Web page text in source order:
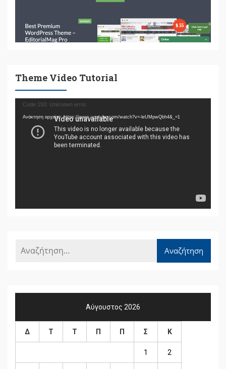
Theme Video Tutorial
Πρόγραμμα
Αναπαραγωγής
Βίντεο
Code 150: Unknown error.
Ανάκτηση αρχείου: https://www.youtube.com/watch?v=-leUMpwQbh4&_=1
Αύγουστος 2026
Δ Τ Τ Π Π Σ Κ
1 2